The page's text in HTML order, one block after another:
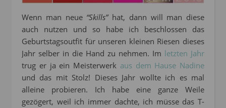
Wenn man neue“Skills”hat, dann will man diese
auch nutzen und so habe ich beschlossen das
Geburtstagsoutfit für unseren kleinen Riesen dieses
Jahr selber in die Hand zu nehmen. Im letzten Jahr
trug er ja ein Meisterwerk aus dem Hause Nadine
und das mit Stolz! Dieses Jahr wollte ich es mal
alleine probieren. Ich habe eine ganze Weile
gezögert, weil ich immer dachte, ich müsse das T-